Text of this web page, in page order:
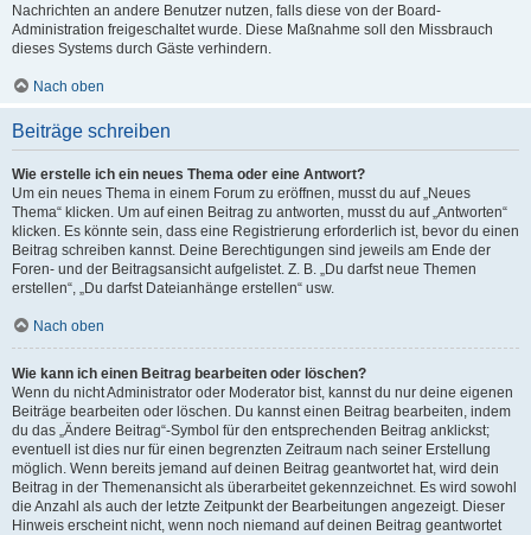
Nachrichten an andere Benutzer nutzen, falls diese von der Board-
Administration freigeschaltet wurde. Diese Maßnahme soll den Missbrauch
dieses Systems durch Gäste verhindern.
Nach oben
Beiträge schreiben
Wie erstelle ich ein neues Thema oder eine Antwort?
Um ein neues Thema in einem Forum zu eröffnen, musst du auf „Neues
Thema“ klicken. Um auf einen Beitrag zu antworten, musst du auf „Antworten“
klicken. Es könnte sein, dass eine Registrierung erforderlich ist, bevor du einen
Beitrag schreiben kannst. Deine Berechtigungen sind jeweils am Ende der
Foren- und der Beitragsansicht aufgelistet. Z. B. „Du darfst neue Themen
erstellen“, „Du darfst Dateianhänge erstellen“ usw.
Nach oben
Wie kann ich einen Beitrag bearbeiten oder löschen?
Wenn du nicht Administrator oder Moderator bist, kannst du nur deine eigenen
Beiträge bearbeiten oder löschen. Du kannst einen Beitrag bearbeiten, indem
du das „Ändere Beitrag“-Symbol für den entsprechenden Beitrag anklickst;
eventuell ist dies nur für einen begrenzten Zeitraum nach seiner Erstellung
möglich. Wenn bereits jemand auf deinen Beitrag geantwortet hat, wird dein
Beitrag in der Themenansicht als überarbeitet gekennzeichnet. Es wird sowohl
die Anzahl als auch der letzte Zeitpunkt der Bearbeitungen angezeigt. Dieser
Hinweis erscheint nicht, wenn noch niemand auf deinen Beitrag geantwortet